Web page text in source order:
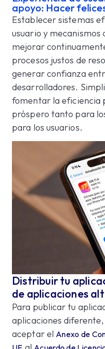
apoyo: Hacer
Establecer sistemas
usuario y
mejorar
procesos justos de
generar confianza
desarrolladores.
fomentar la eficiencia
próspero tanto para
para los usuarios.
Distribuir tu
de aplicaciones
Para publicar tu
aplicaciones
aceptar el Anexo de